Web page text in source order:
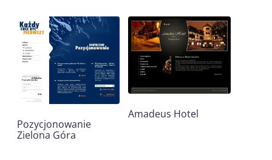
Pozycjonowanie
Zielona Góra
Amadeus Hotel